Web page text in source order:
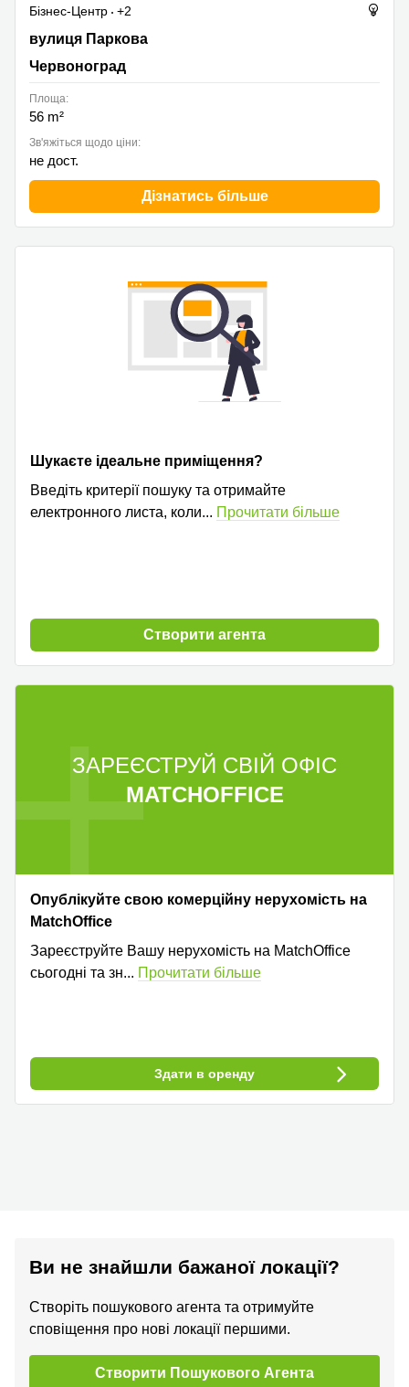
Бізнес-Центр
+2
вулиця Паркова, 2, Червоноград
вулиця Паркова
Червоноград
Площа:
56 m²
Зв'яжіться щодо ціни:
не дост.
Дізнатись більше
Шукаєте ідеальне приміщення?
Введіть критерії пошуку та отримайте
електронного листа, коли... Прочитати більше
Cтворити агента
ЗАРЕЄСТРУЙ СВІЙ ОФІС
MATCHOFFICE
Опублікуйте свою комерційну нерухомість на
MatchOffice
Зареєструйте Вашу нерухомість на MatchOffice
сьогодні та зн... Прочитати більше
Здати в оренду
Ви не знайшли бажаної локації?
Створіть пошукового агента та отримуйте
сповіщення про нові локації першими.
Створити Пошукового Агента